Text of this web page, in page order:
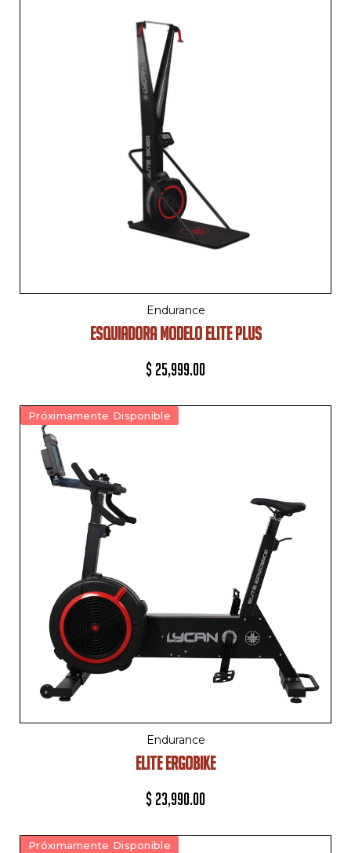
Endurance
ESQUIADORA MODELO ELITE PLUS
$ 25,999.00
Próximamente Disponible
Endurance
ELITE ERGOBIKE
$ 23,990.00
Próximamente Disponible